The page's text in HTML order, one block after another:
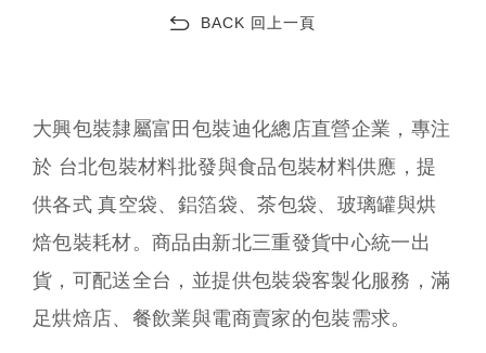
BACK 回上一頁
大興包裝隸屬富田包裝迪化總店直營企業，專注
於 台北包裝材料批發與食品包裝材料供應，提
供各式 真空袋、鋁箔袋、茶包袋、玻璃罐與烘
焙包裝耗材。商品由新北三重發貨中心統一出
貨，可配送全台，並提供包裝袋客製化服務，滿
足烘焙店、餐飲業與電商賣家的包裝需求。